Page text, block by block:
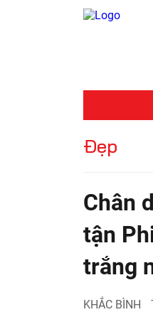
Đẹp
Chân
tận
trắng
KHẮC BÌNH